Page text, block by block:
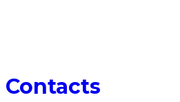
Contacts